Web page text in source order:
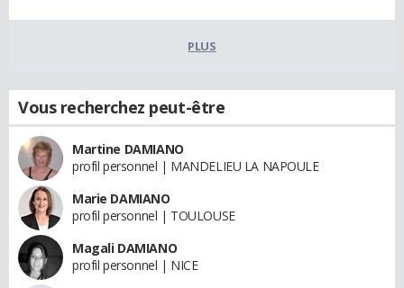
PLUS
Vous recherchez peut-être
Martine DAMIANO
profil personnel | MANDELIEU LA NAPOULE
Marie DAMIANO
profil personnel | TOULOUSE
Magali DAMIANO
profil personnel | NICE